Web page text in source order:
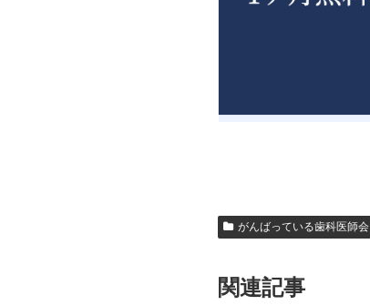
がんばっている歯科医師会
関連記事